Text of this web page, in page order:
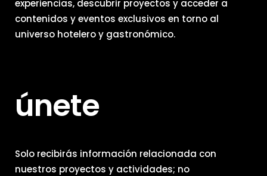
experiencias, descubrir proyectos y acceder a
contenidos y eventos exclusivos en torno al
universo hotelero y gastronómico.
únete
Solo recibirás información relacionada con
nuestros proyectos y actividades; no